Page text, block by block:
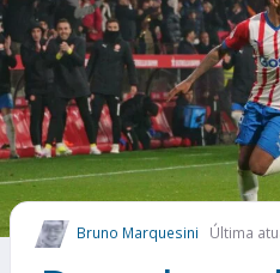
FUTEBOL
FUTEBOL
COMO APOSTAR
MAIS ESPORTES
Bruno Marquesini Última